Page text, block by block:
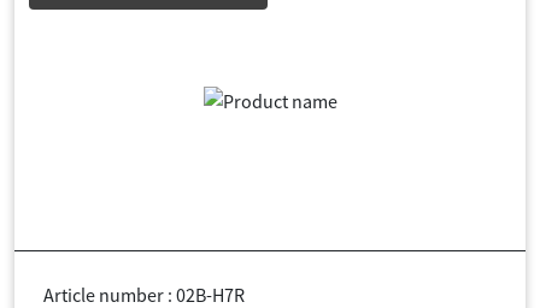
Article number : 02B-H7R